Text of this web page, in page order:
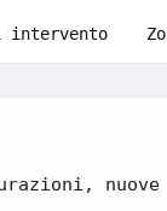
intervento
nuove